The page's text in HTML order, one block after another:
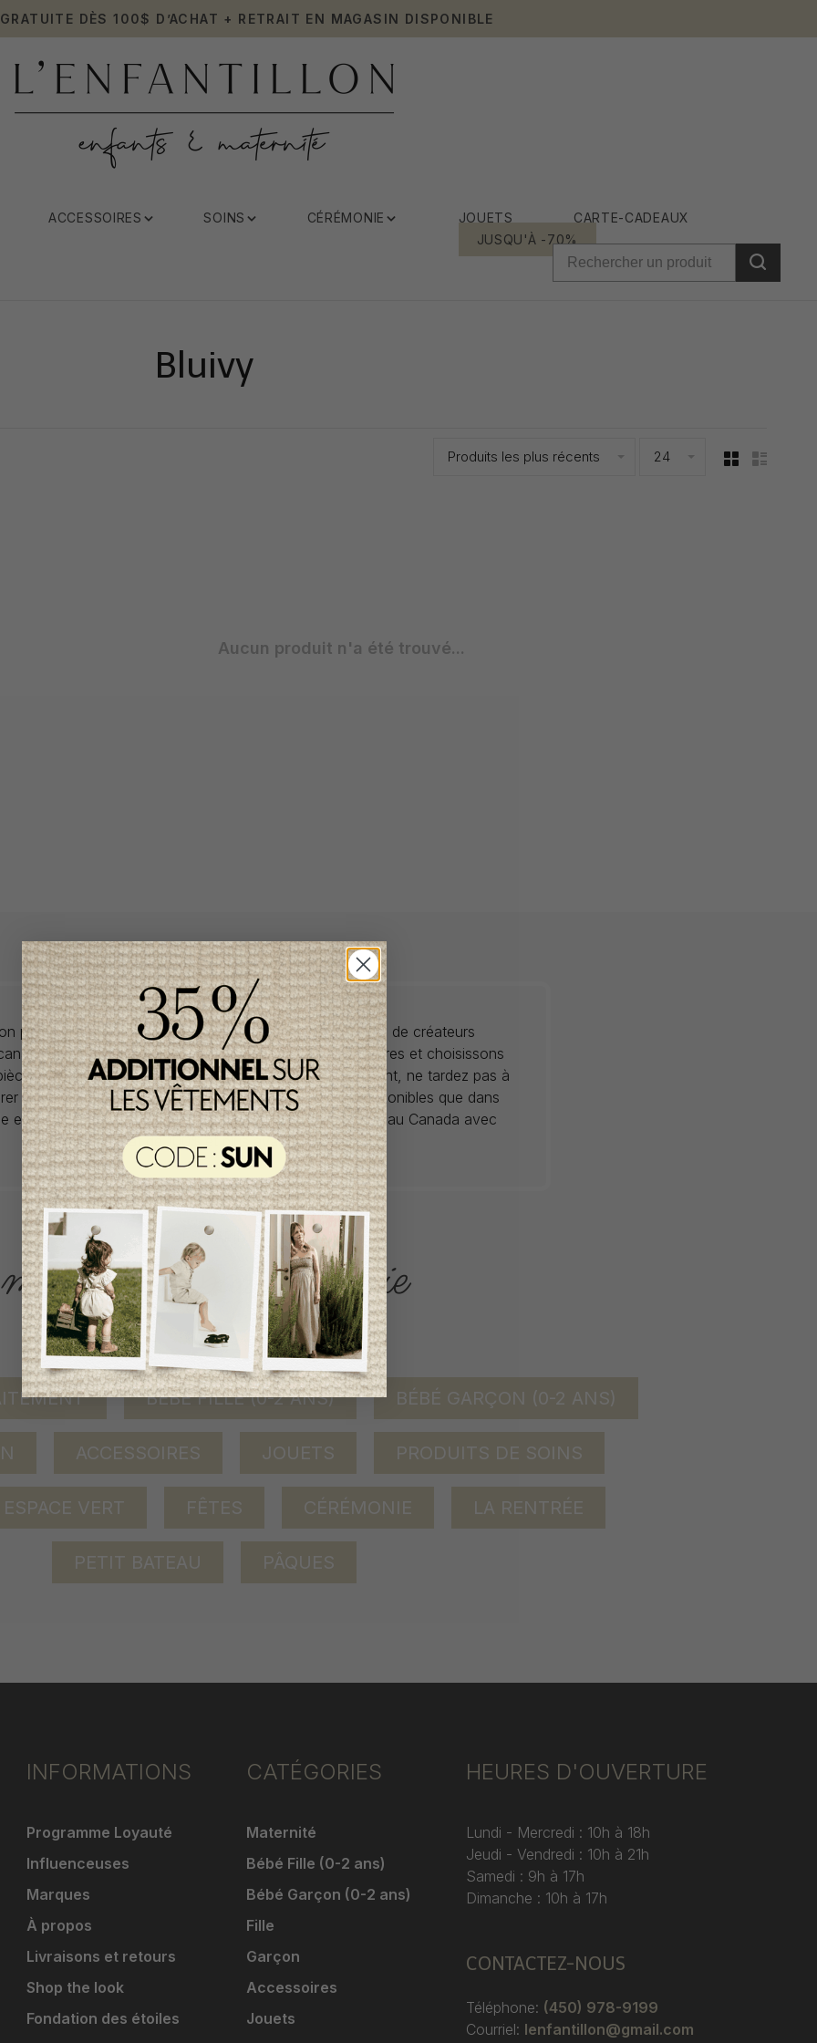
DÈS 100$ D’ACHAT + RETRAIT EN MAGASIN DISPONIBLE
ACCESSOIRES SOINS CÉRÉMONIE JOUETS
CARTE-CADEAUX
JUSQU'À -70%
Bluivy
Produits les plus récents 24
Aucun produit n'a été trouvé...
propose des collections pour de vêtements pour bébés de créateurs
à prix imbattables. Nous dénichons les perles rares et choisissons
de saisons en saisons. Si un vêtement vous convient, ne tardez pas à
car la plupart du temps, les articles offerts ne sont disponibles que dans
et en un seul exemplaire. Profitez de la livraison gratuite au Canada avec
tout achat de 100$ et plus avant taxes.
ACCÈS RAPIDE
magasinez par catégorie
BÉBÉ FILLE (0-2 ANS) BÉBÉ GARÇON (0-2 ANS)
ACCESSOIRES JOUETS PRODUITS DE SOINS
ESPACE VERT FÊTES CÉRÉMONIE LA RENTRÉE
PETIT BATEAU PÂQUES
INFORMATIONS
Programme Loyauté
Influenceuses
Marques
À propos
Livraisons et retours
Shop the look
Fondation des étoiles
CATÉGORIES
Maternité
Bébé Fille (0-2 ans)
Bébé Garçon (0-2 ans)
Fille
Garçon
Accessoires
Jouets
HEURES D'OUVERTURE
Lundi - Mercredi : 10h à 18h
Jeudi - Vendredi : 10h à 21h
Samedi : 9h à 17h
Dimanche : 10h à 17h
CONTACTEZ-NOUS
Téléphone: (450) 978-9199
Courriel: lenfantillon@gmail.com